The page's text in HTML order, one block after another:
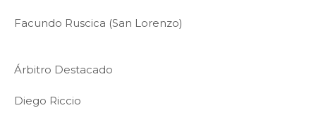
Facundo Ruscica (San Lorenzo)
Árbitro Destacado
Diego Riccio